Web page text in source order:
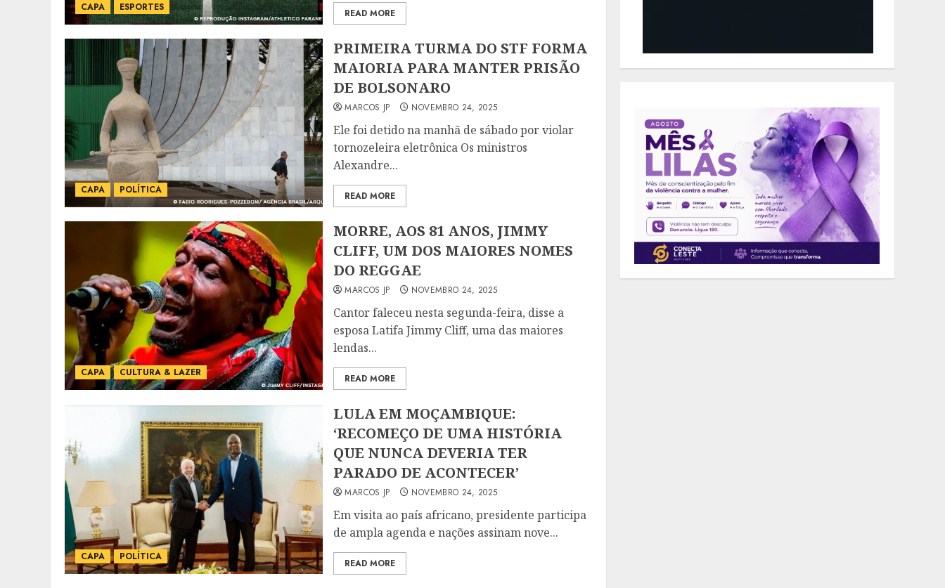
CAPA ESPORTES READ MORE
CAPA POLÍTICA
PRIMEIRA TURMA DO STF FORMA
MAIORIA PARA MANTER PRISÃO
DE BOLSONARO
MARCOS JP NOVEMBRO 24, 2025
Ele foi detido na manhã de sábado por violar
tornozeleira eletrônica Os ministros
Alexandre...
READ MORE
CAPA CULTURA & LAZER
MORRE, AOS 81 ANOS, JIMMY
CLIFF, UM DOS MAIORES NOMES
DO REGGAE
MARCOS JP NOVEMBRO 24, 2025
Cantor faleceu nesta segunda-feira, disse a
esposa Latifa Jimmy Cliff, uma das maiores
lendas...
READ MORE
CAPA POLÍTICA
LULA EM MOÇAMBIQUE:
‘RECOMEÇO DE UMA HISTÓRIA
QUE NUNCA DEVERIA TER
PARADO DE ACONTECER’
MARCOS JP NOVEMBRO 24, 2025
Em visita ao país africano, presidente participa
de ampla agenda e nações assinam nove...
READ MORE